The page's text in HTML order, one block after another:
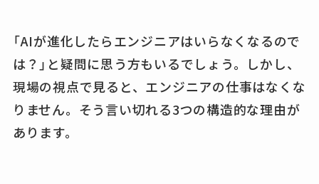
「AIが進化したらエンジニアはいらなくなるので
は？」と疑問に思う方もいるでしょう。しかし、
現場の視点で見ると、エンジニアの仕事はなくな
りません。そう言い切れる3つの構造的な理由が
あります。